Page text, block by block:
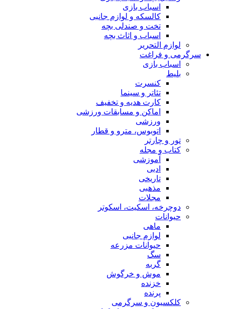
اسباب بازی
کالسکه و لوازم جانبی
تخت و صندلی بچه
اسباب و اثاث بچه
لوازم التحریر
سرگرمی و فراغت
اسباب‌ بازی
بلیط
کنسرت
تئاتر و سینما
کارت هدیه و تخفیف
اماکن و مسابقات ورزشی
ورزشی
اتوبوس، مترو و قطار
تور و چارتر
کتاب و مجله
آموزشی
ادبی
تاریخی
مذهبی
مجلات
دوچرخه، اسکیت، اسکوتر
حیوانات
ماهی
لوازم جانبی
حیوانات مزرعه
سگ
گربه
موش و خرگوش
خزنده
پرنده
کلکسیون و سرگرمی